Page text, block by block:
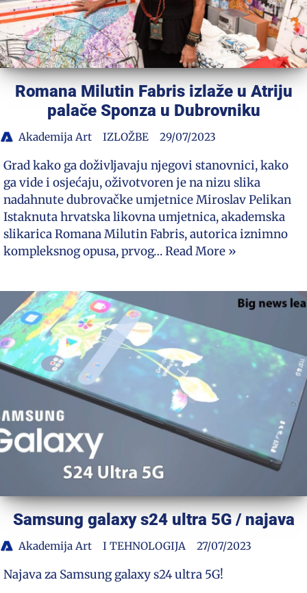
Romana Milutin Fabris izlaže u Atriju
palače Sponza u Dubrovniku
Akademija Art IZLOŽBE 29/07/2023
Grad kako ga doživljavaju njegovi stanovnici, kako
ga vide i osjećaju, oživotvoren je na nizu slika
nadahnute dubrovačke umjetnice Miroslav Pelikan
Istaknuta hrvatska likovna umjetnica, akademska
slikarica Romana Milutin Fabris, autorica iznimno
kompleksnog opusa, prvog…Read More »
Samsung galaxy s24 ultra 5G / najava
Akademija Art I TEHNOLOGIJA 27/07/2023
Najava za Samsung galaxy s24 ultra 5G!